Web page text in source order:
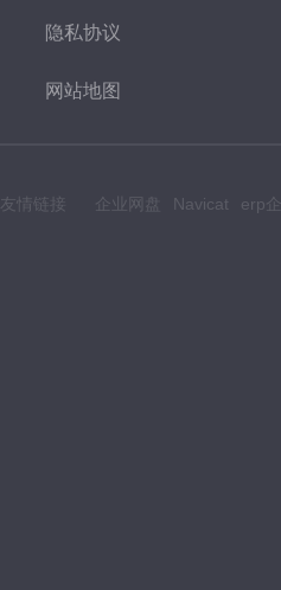
隐私协议
网站地图
友情链接 企业网盘 Navicat erp